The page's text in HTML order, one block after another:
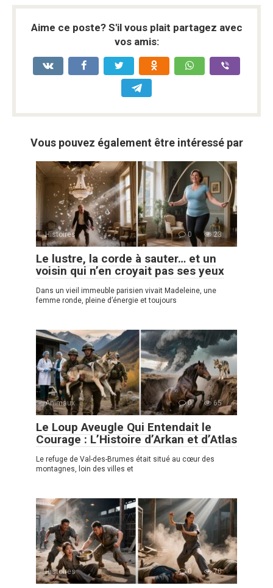
Aime ce poste? S'il vous plait partagez avec
vos amis:
Vous pouvez également être intéressé par
Histoires 0 23
Le lustre, la corde à sauter… et un
voisin qui n’en croyait pas ses yeux
Dans un vieil immeuble parisien vivait Madeleine, une
femme ronde, pleine d’énergie et toujours
Animaux 0 65
Le Loup Aveugle Qui Entendait le
Courage : L’Histoire d’Arkan et d’Atlas
Le refuge de Val-des-Brumes était situé au cœur des
montagnes, loin des villes et
Histoires 0 70